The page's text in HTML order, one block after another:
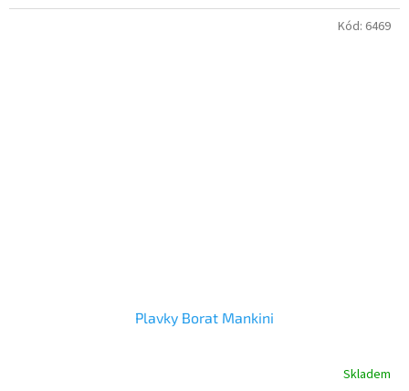
Plavky Borat Mankini
Skladem
Kód: 6469